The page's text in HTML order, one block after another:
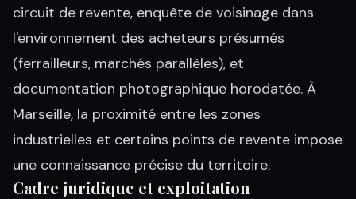
circuit de revente, enquête de voisinage dans
l'environnement des acheteurs présumés
(ferrailleurs, marchés parallèles), et
documentation photographique horodatée. À
Marseille, la proximité entre les zones
industrielles et certains points de revente impose
une connaissance précise du territoire.
Cadre juridique et exploitation